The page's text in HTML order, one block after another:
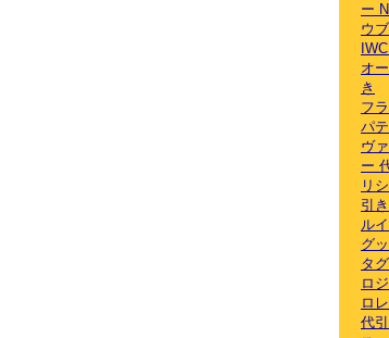
ー
ウ
オ
き
フ
パ
ヴ
ー
リ
引き
ル
グ
タ
ロ
ロ
代